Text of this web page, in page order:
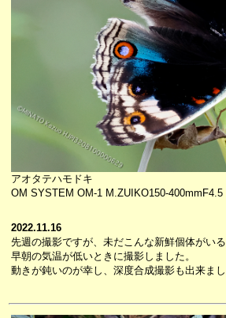
アオタテハモドキ
OM SYSTEM OM-1 M.ZUIKO150-400mmF4.5
2022.11.16
先週の撮影ですが、未だこんな新鮮個体がいる
早朝の気温が低いときに撮影しました。
動きが鈍いのが幸し、深度合成撮影も出来まし